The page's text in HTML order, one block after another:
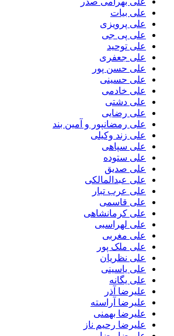
علی بیات
علی پرویزی
علی پی جی
علی توحید
علی جعفری
علی حسن پور
علی حسینی
علی خادمی
علی دشتی
علی رضایی
علی رمضانپور و آمین بند
علی زند وکیلی
علی سپاهی
علی ستوده
علی صدیق
علی عبدالمالکی
علی عرب تبار
علی قاسمی
علی کرمانشاهی
علی لهراسبی
علی مغربی
علی ملک پور
علی نظریان
علی یاسینی
علی یگانه
علیرضا آذر
علیرضا آراسته
علیرضا بهمنی
علیرضا رحیم ناز